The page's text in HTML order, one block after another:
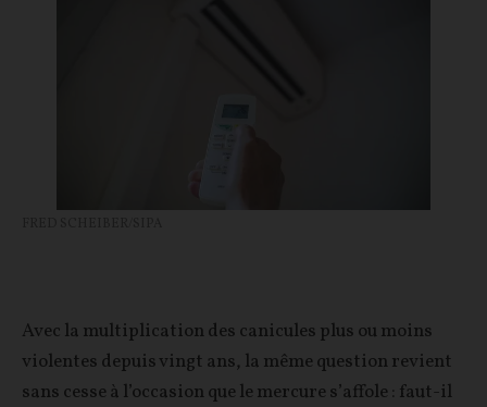
Avec la multiplication des canicules plus ou moins
violentes depuis vingt ans, la même question revient
sans cesse à l’occasion que le mercure s’affole : faut-il